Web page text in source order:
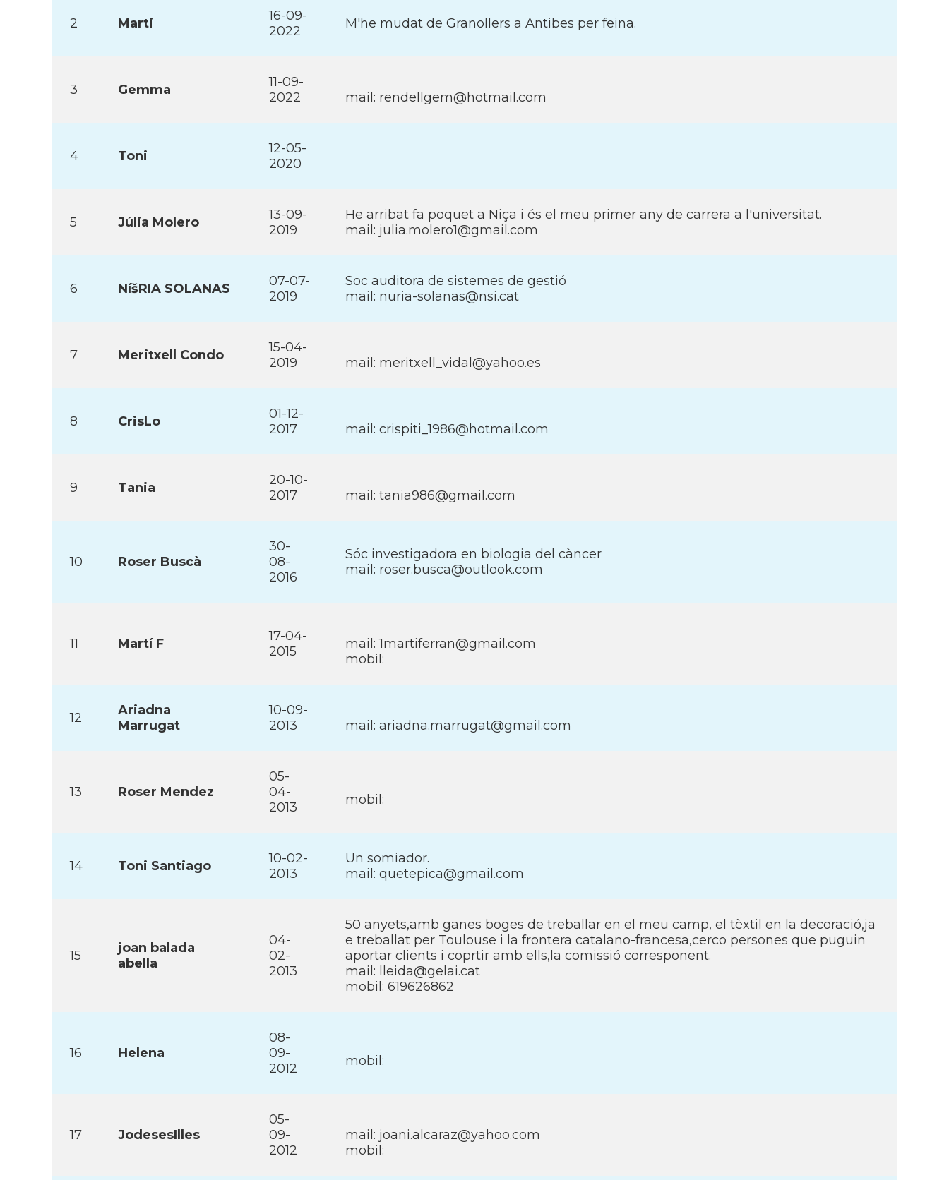
2 Marti
16-09-
2022
M'he mudat de Granollers a Antibes per feina.
3 Gemma
11-09-
2022
mail: rendellgem@hotmail.com
4 Toni
12-05-
2020
5 Júlia Molero
13-09-
2019
He arribat fa poquet a Niça i és el meu primer any de carrera a l'universitat.
mail: julia.molero1@gmail.com
6 NíšRIA SOLANAS
07-07-
2019
Soc auditora de sistemes de gestió
mail: nuria-solanas@nsi.cat
7 Meritxell Condo
15-04-
2019
mail: meritxell_vidal@yahoo.es
8 CrisLo
01-12-
2017
mail: crispiti_1986@hotmail.com
9 Tania
20-10-
2017
mail: tania986@gmail.com
10 Roser Buscà
30-
08-
2016
Sóc investigadora en biologia del càncer
mail: roser.busca@outlook.com
11 Martí­ F
17-04-
2015
mail: 1martiferran@gmail.com
mobil:
12
Ariadna
Marrugat
10-09-
2013
mail: ariadna.marrugat@gmail.com
13 Roser Mendez
05-
04-
2013
mobil:
14 Toni Santiago
10-02-
2013
Un somiador.
mail: quetepica@gmail.com
15
joan balada
abella
04-
02-
2013
50 anyets,amb ganes boges de treballar en el meu camp, el tèxtil en la decoració,ja
e treballat per Toulouse i la frontera catalano-francesa,cerco persones que puguin
aportar clients i coprtir amb ells,la comissió corresponent.
mail: lleida@gelai.cat
mobil: 619626862
16 Helena
08-
09-
2012
mobil:
17 JodesesIlles
05-
09-
2012
mail: joani.alcaraz@yahoo.com
mobil: